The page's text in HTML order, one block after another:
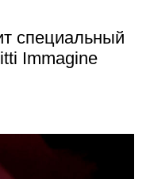
специальный
Immagine